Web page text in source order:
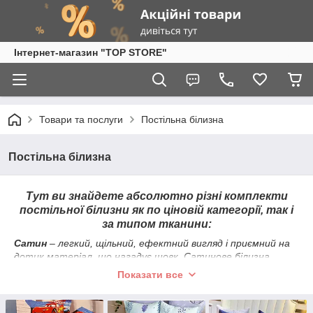
Інтернет-магазин "TOP STORE"
Товари та послуги Постільна білизна
Постільна білизна
Тут ви знайдете абсолютно різні комплекти
постільної білизни як по ціновій категорії, так і
за типом тканини:
Сатин – легкий, щільний, ефектний вигляд і приємний на
дотик матеріал, що нагадує шовк. Сатинове білизна
стійке до зношування (200-300 прань), добре пропускає
часом може потьмяніти. Це одна з найдорожчих
Показати все